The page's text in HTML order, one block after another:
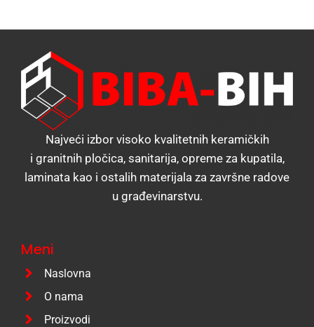
Najveći izbor visoko kvalitetnih keramičkih
i granitnih pločica, sanitarija, opreme za kupatila,
laminata kao i ostalih materijala za završne radove
u građevinarstvu.
Meni
Naslovna
O nama
Proizvodi